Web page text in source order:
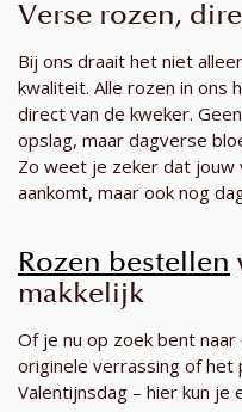
Verse rozen,
Bij ons draait het niet
kwaliteit. Alle rozen in ons
direct van de kweker.
opslag, maar dagverse
Zo weet je zeker dat jouw
aankomt, maar ook nog
Rozen bestellen
makkelijk
Of je nu op zoek bent
originele verrassing of
Valentijnsdag – hier kun je